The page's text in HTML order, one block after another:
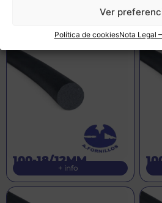
Ver
Política de cookiesNota Legal
100-18/12MM
+ info